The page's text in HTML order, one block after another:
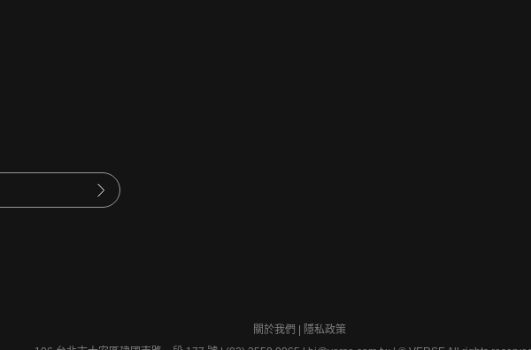
關於我們
隱私政策